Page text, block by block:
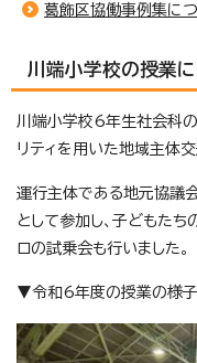
葛飾区協働事例集に
川端小学校の授業
川端小学校6年生社会科の
リティを用いた地域主体交
運行主体である地元協議
として参加し、子どもたち
ロの試乗会も行いました。
▼令和6年度の授業の様